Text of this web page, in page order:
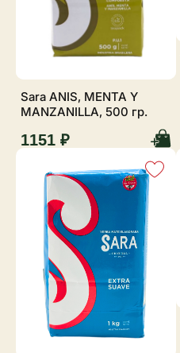
Sara ANIS, MENTA Y
MANZANILLA, 500 гр.
1151 ₽